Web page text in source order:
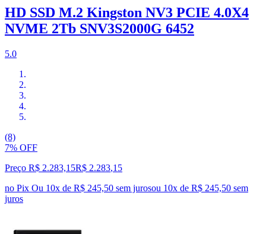
HD SSD M.2 Kingston NV3 PCIE 4.0X4
NVME 2Tb SNV3S2000G 6452
5.0
(8)
7% OFF
Preço R$ 2.283,15R$ 2.283,15
no Pix Ou 10x de R$ 245,50 sem jurosou 10x de R$ 245,50 sem
juros